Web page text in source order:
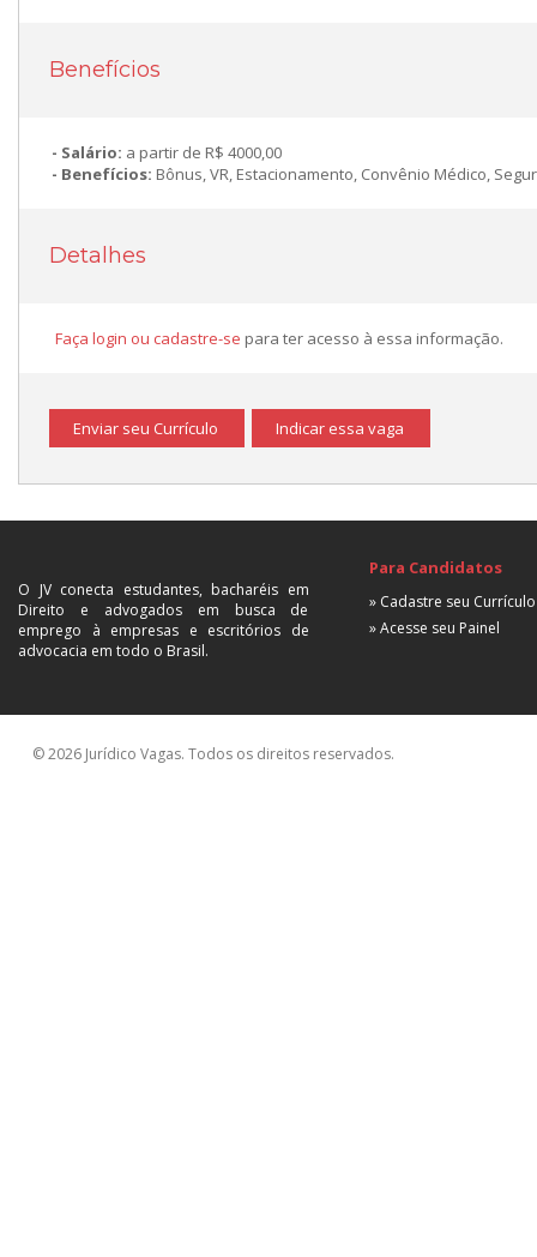
Benefícios
Salário: a partir de R$ 4000,00
Benefícios: Bônus, VR, Estacionamento, Convênio Médico,
Detalhes
Faça login ou cadastre-se para ter acesso à essa informação.
Enviar seu Currículo Indicar essa vaga
O JV conecta estudantes, bacharéis em
Direito e advogados em busca de
emprego à empresas e escritórios de
advocacia em todo o Brasil.
Para Candidatos
» Cadastre seu Currículo
» Acesse seu Painel
© 2026 Jurídico Vagas. Todos os direitos reservados.